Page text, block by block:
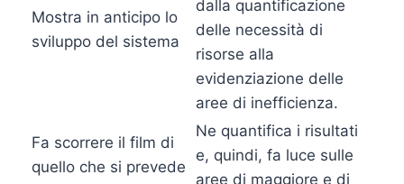
Mostra in anticipo lo
sviluppo del sistema
dalla quantificazione
delle necessità di
risorse alla
evidenziazione delle
aree di inefficienza.
Fa scorrere il film di
quello che si prevede
Ne quantifica i risultati
e, quindi, fa luce sulle
aree di maggiore e di